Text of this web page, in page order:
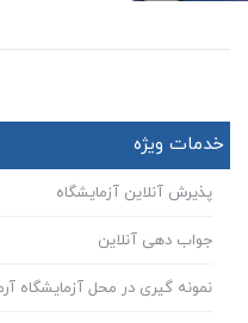
خدمات ویژه
پذیرش آنلاین آزمایشگاه
جواب دهی آنلاین
نمونه گیری در محل آزمایشگاه